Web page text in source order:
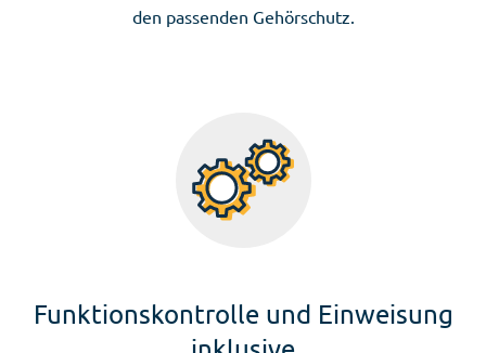
den passenden Gehörschutz.
Funktionskontrolle und Einweisung